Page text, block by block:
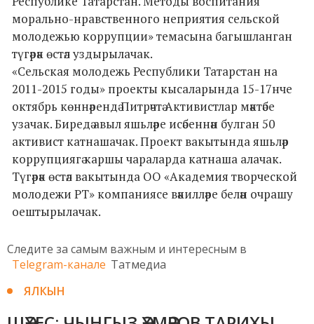
морально-нравственного неприятия сельской
молодежью коррупции» темасына багышланган
түгәрәк өстәл уздырылачак.
«Сельская молодежь Республики Татарстан на
2011-2015 годы» проекты кысаларында 15-17нче
октябрь көннәрендә Питрәчтә Активистлар мәктәбе
узачак. Биредә авыл яшьләре исәбеннән булган 50
активист катнашачак. Проект вакытында яшьләр
коррупциягә каршы чараларда катнаша алачак.
Түгәрәк өстәл вакытында ОО «Академия творческой
молодежи РТ» компаниясе вәкилләре белән очрашу
оештырылачак.
Следите за самым важным и интересным в
Telegram-канале Татмедиа
ЯЛКЫН